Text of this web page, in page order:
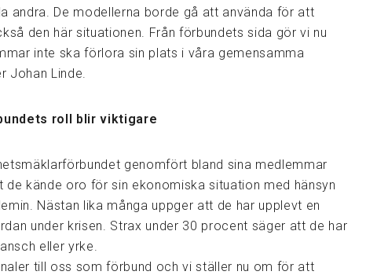
andra. De modellerna borde gå att använda för att
den här situationen. Från förbundets sida gör vi nu
inte ska förlora sin plats i våra gemensamma
Johan Linde.
roll blir viktigare
genomfört bland sina medlemmar
kände oro för sin ekonomiska situation med hänsyn
Nästan lika många uppger att de har upplevt en
under krisen. Strax under 30 procent säger att de har
eller yrke.
till oss som förbund och vi ställer nu om för att